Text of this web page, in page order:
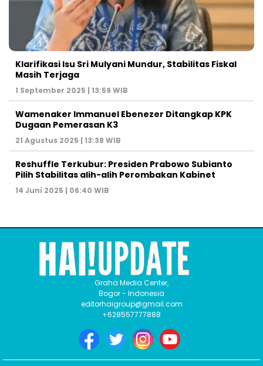
Klarifikasi Isu Sri Mulyani Mundur, Stabilitas Fiskal
Masih Terjaga
1 September 2025 | 13:59 WIB
Wamenaker Immanuel Ebenezer Ditangkap KPK
Dugaan Pemerasan K3
21 Agustus 2025 | 13:38 WIB
Reshuffle Terkubur: Presiden Prabowo Subianto
Pilih Stabilitas alih-alih Perombakan Kabinet
14 Juni 2025 | 06:40 WIB
Graha Media Center,
Bogor - Indonesia
editorhaigroup@gmail.com
+628557777888